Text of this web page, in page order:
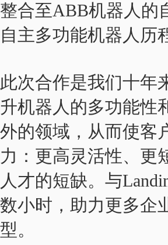
整合至ABB机器人的
自主多功能机器人历
此次合作是我们十年
升机器人的多功能性
外的领域，从而使客
力：更高灵活性、更
人才的短缺。与
数小时，助力更多企
型。